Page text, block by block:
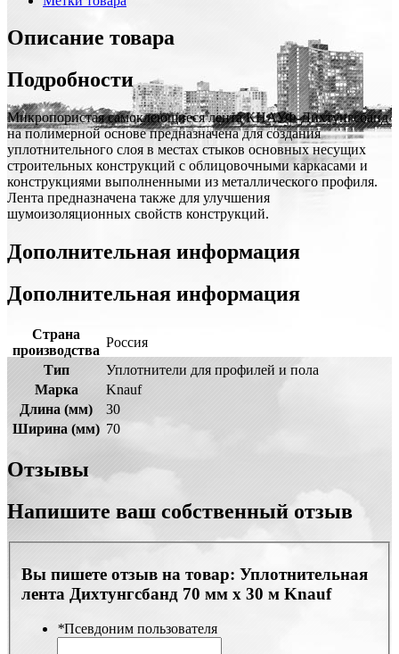
Описание товара
Подробности
Микропористая самоклеющиеся лента КНАУФ-Дихтунгсбанд
на полимерной основе предназначена для создания
уплотнительного слоя в местах стыков основных несущих
строительных конструкций с облицовочными каркасами и
конструкциями выполненными из металлического профиля.
Лента предназначена также для улучшения
шумоизоляционных свойств конструкций.
Дополнительная информация
Дополнительная информация
Страна
производства
Россия
Тип
Уплотнители для профилей и пола
Марка
Knauf
Длина (мм)
30
Ширина (мм) 70
Отзывы
Напишите ваш собственный отзыв
Вы пишете отзыв на товар: Уплотнительная
лента Дихтунгсбанд 70 мм х 30 м Knauf
*Псевдоним пользователя